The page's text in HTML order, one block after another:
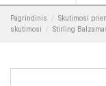
Pagrindinis Skutimosi
skutimosi
Stirling